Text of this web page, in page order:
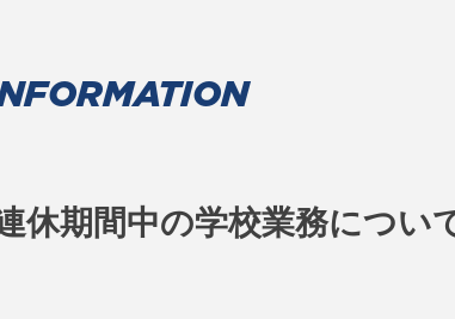
休期間中の学校業務につい